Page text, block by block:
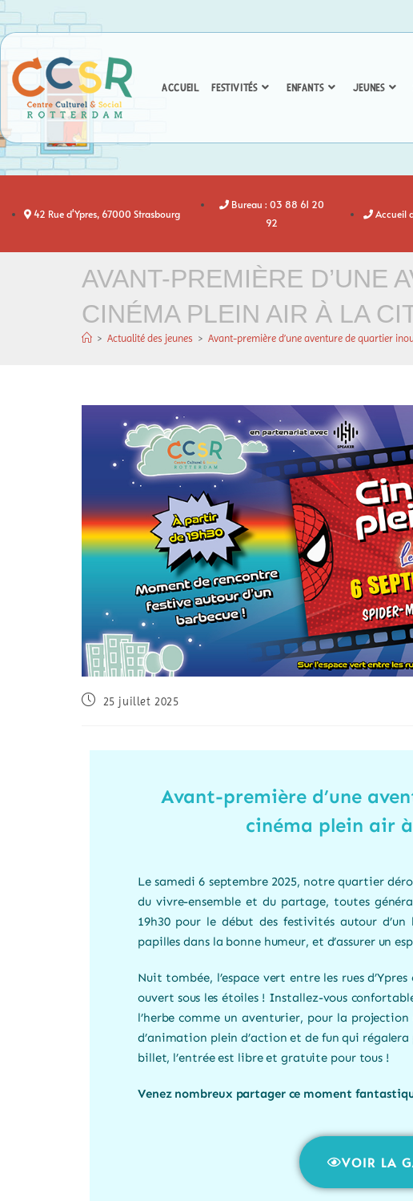
ACCUEIL FESTIVITÉS ENFANTS JEUNES
42 Rue d'Ypres, 67000 Strasbourg
Bureau : 03 88 61 20
92
Accueil
AVANT-PREMIÈRE D’UNE
CINÉMA PLEIN AIR À LA
> Actualité des jeunes > Avant-première d’une aventure de quartier
25 juillet 2025
Avant-première d’une
cinéma plein air
Le samedi 6 septembre 2025, notre quartier
du vivre-ensemble et du partage, toutes
19h30 pour le début des festivités autour
papilles dans la bonne humeur, et d’assurer un
Nuit tombée, l’espace vert entre les rues
ouvert sous les étoiles ! Installez-vous
l’herbe comme un aventurier, pour la
d’animation plein d’action et de fun qui
billet, l’entrée est libre et gratuite pour tous !
Venez nombreux partager ce moment
VOIR LA